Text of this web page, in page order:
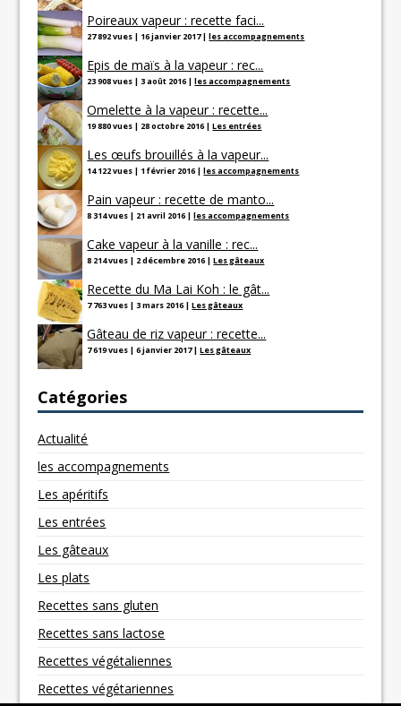
Poireaux vapeur : recette faci...
27 892 vues | 16 janvier 2017|les accompagnements
Epis de maïs à la vapeur : rec...
23 908 vues |3 août 2016 |les accompagnements
Omelette à la vapeur : recette...
19 880 vues | 28 octobre 2016 |Les entrées
Les œufs brouillés à la vapeur...
14 122 vues | 1 février 2016 |les accompagnements
Pain vapeur : recette de manto...
8 314 vues | 21 avril 2016 |les accompagnements
Cake vapeur à la vanille : rec...
8 214 vues | 2 décembre 2016 |Les gâteaux
Recette du Ma Lai Koh : le gât...
7 763 vues |3 mars 2016 |Les gâteaux
Gâteau de riz vapeur : recette...
7 619 vues |6 janvier 2017|Les gâteaux
Catégories
Actualité
les accompagnements
Les apéritifs
Les entrées
Les gâteaux
Les plats
Recettes sans gluten
Recettes sans lactose
Recettes végétaliennes
Recettes végétariennes